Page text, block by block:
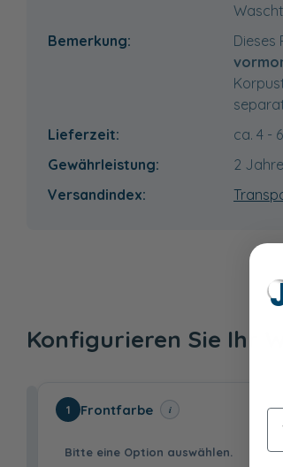
Bemerkung:
Dieses
Lieferzeit:
ca. 4 -
Gewährleistung:
2 Jahre
Versandindex:
Konfigurieren Sie Ihr
1 Frontfarbe i
Bitte eine Option auswählen.